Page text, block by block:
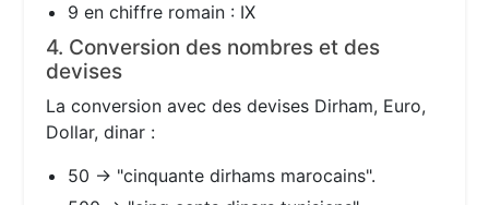
9 en chiffre romain : IX
4. Conversion des nombres et des
devises
La conversion avec des devises Dirham, Euro,
Dollar, dinar :
50 → "cinquante dirhams marocains".